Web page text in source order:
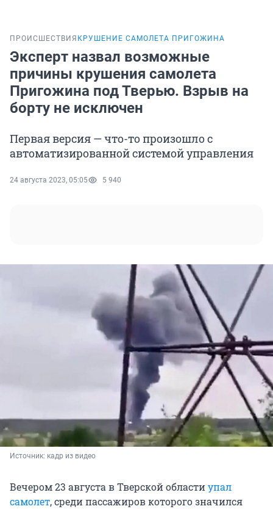
ПРОИСШЕСТВИЯ КРУШЕНИЕ САМОЛЕТА ПРИГОЖИНА
Эксперт назвал возможные
причины крушения самолета
Пригожина под Тверью. Взрыв на
борту не исключен
Первая версия — что-то произошло с
автоматизированной системой управления
24 августа 2023, 05:05 5 940
Источник: кадр из видео
Вечером 23 августа в Тверской областиупал
самолет, среди пассажиров которого значился